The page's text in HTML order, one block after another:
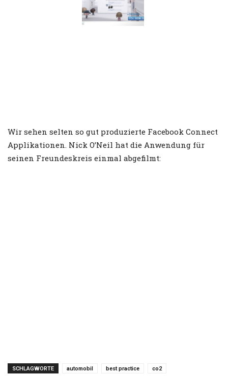
Wir sehen selten so gut produzierte Facebook Connect
Applikationen. Nick O’Neil hat die Anwendung für
seinen Freundeskreis einmal abgefilmt:
SCHLAGWORTE automobil best practice co2